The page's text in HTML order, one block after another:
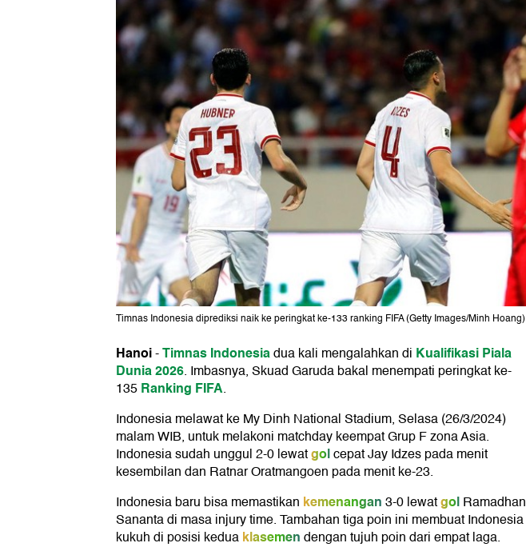
Timnas Indonesia diprediksi naik ke peringkat ke-133 ranking FIFA (Getty Images/Minh Hoang)
Hanoi-Timnas Indonesiadua kali mengalahkan di Kualifikasi Piala
Dunia 2026. Imbasnya, Skuad Garuda bakal menempati peringkat ke-
135Ranking FIFA.
Indonesia melawat ke My Dinh National Stadium, Selasa (26/3/2024)
malam WIB, untuk melakoni matchday keempat Grup F zona Asia.
Indonesia sudah unggul 2-0 lewatgolcepat Jay Idzes pada menit
kesembilan dan Ratnar Oratmangoen pada menit ke-23.
Indonesia baru bisa memastikan kemenangan3-0 lewatgolRamadhan
Sananta di masa injury time. Tambahan tiga poin ini membuat Indonesia
kukuh di posisi keduaklasemendengan tujuh poin dari empat laga.